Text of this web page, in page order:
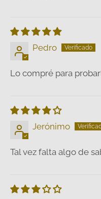
Pedro
Lo compré para
Jerónimo
Tal vez falta algo de